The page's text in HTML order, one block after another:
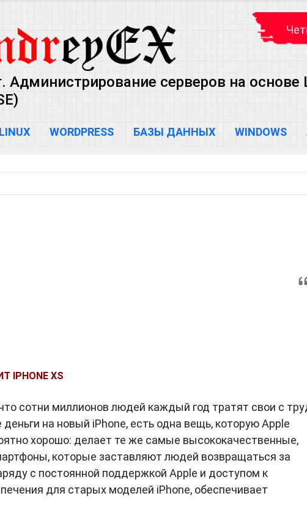
Администрирование серверов на основе
LINUX WORDPRESS БАЗЫ ДАННЫХ WINDOWS
IPHONE XS
сотни миллионов людей каждый год тратят свои с
на новый iPhone, есть одна вещь, которую Apple
хорошо: делает те же самые высококачественные,
которые заставляют людей возвращаться за
с постоянной поддержкой Apple и доступом к
для старых моделей iPhone, обеспечивает